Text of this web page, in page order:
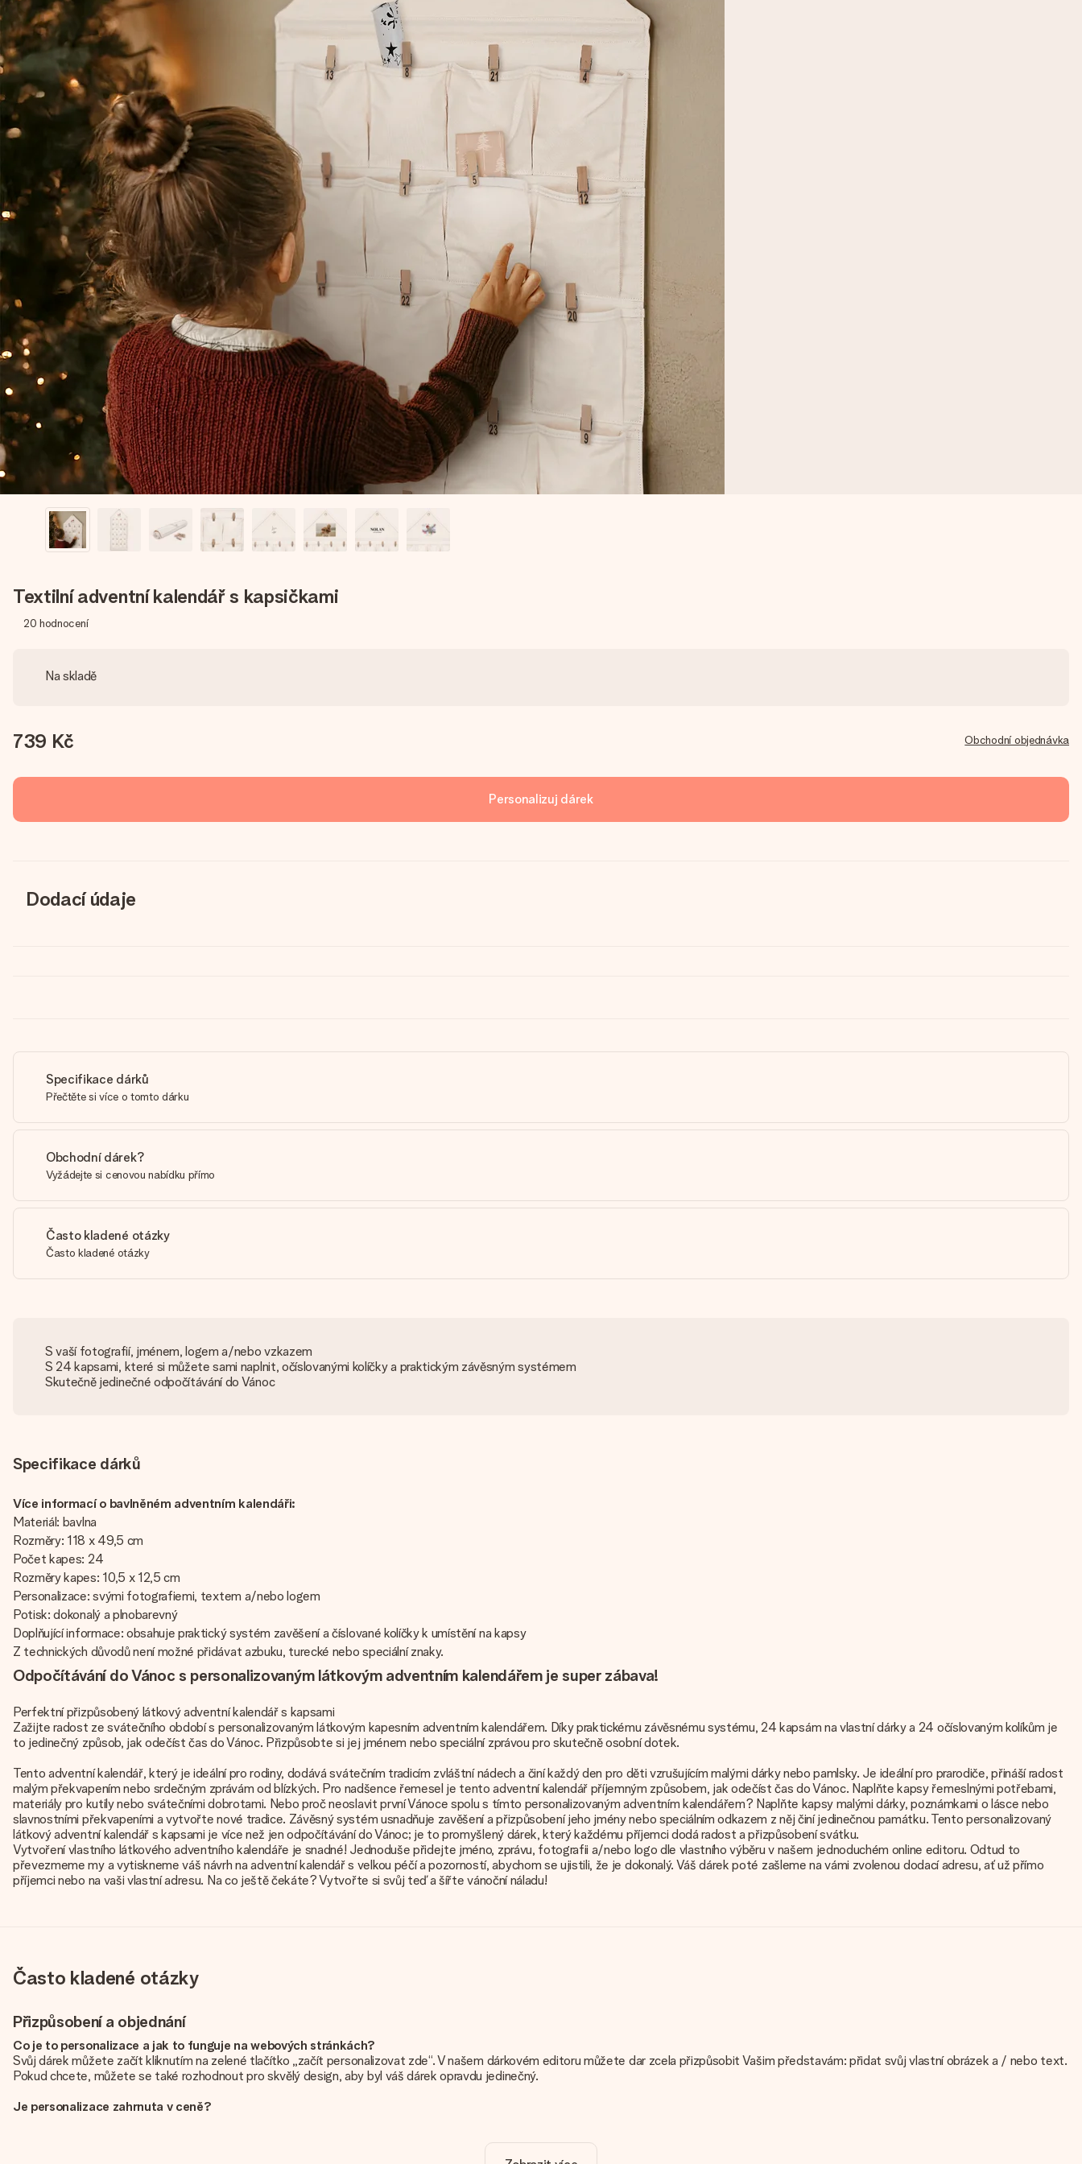
Textilní adventní kalendář s kapsičkami
20 hodnocení
Na skladě
739 Kč Obchodní objednávka
Personalizuj dárek
Dodací údaje
Specifikace dárků
Přečtěte si více o tomto dárku
Obchodní dárek?
Vyžádejte si cenovou nabídku přímo
Často kladené otázky
Často kladené otázky
S vaší fotografií, jménem, logem a/nebo vzkazem
S 24 kapsami, které si můžete sami naplnit, očíslovanými kolíčky a praktickým závěsným systémem
Skutečně jedinečné odpočítávání do Vánoc
Specifikace dárků
Více informací o bavlněném adventním kalendáři:
Materiál: bavlna
Rozměry: 118 x 49,5 cm
Počet kapes: 24
Rozměry kapes: 10,5 x 12,5 cm
Personalizace: svými fotografiemi, textem a/nebo logem
Potisk: dokonalý a plnobarevný
Doplňující informace: obsahuje praktický systém zavěšení a číslované kolíčky k umístění na kapsy
Z technických důvodů není možné přidávat azbuku, turecké nebo speciální znaky.
Odpočítávání do Vánoc s personalizovaným látkovým adventním kalendářem je super zábava!
Perfektní přizpůsobený látkový adventní kalendář s kapsami
Zažijte radost ze svátečního období s personalizovaným látkovým kapesním adventním kalendářem. Díky praktickému závěsnému systému, 24 kapsám na vlastní dárky a 24 očíslovaným kolíkům je
to jedinečný způsob, jak odečíst čas do Vánoc. Přizpůsobte si jej jménem nebo speciální zprávou pro skutečně osobní dotek.
Tento adventní kalendář, který je ideální pro rodiny, dodává svátečním tradicím zvláštní nádech a činí každý den pro děti vzrušujícím malými dárky nebo pamlsky. Je ideální pro prarodiče, přináší radost
malým překvapením nebo srdečným zprávám od blízkých. Pro nadšence řemesel je tento adventní kalendář příjemným způsobem, jak odečíst čas do Vánoc. Naplňte kapsy řemeslnými potřebami,
materiály pro kutily nebo svátečními dobrotami. Nebo proč neoslavit první Vánoce spolu s tímto personalizovaným adventním kalendářem? Naplňte kapsy malými dárky, poznámkami o lásce nebo
slavnostními překvapeními a vytvořte nové tradice. Závěsný systém usnadňuje zavěšení a přizpůsobení jeho jmény nebo speciálním odkazem z něj činí jedinečnou památku. Tento personalizovaný
látkový adventní kalendář s kapsami je více než jen odpočítávání do Vánoc; je to promyšlený dárek, který každému příjemci dodá radost a přizpůsobení svátku.
Vytvoření vlastního látkového adventního kalendáře je snadné! Jednoduše přidejte jméno, zprávu, fotografii a/nebo logo dle vlastního výběru v našem jednoduchém online editoru. Odtud to
převezmeme my a vytiskneme váš návrh na adventní kalendář s velkou péčí a pozorností, abychom se ujistili, že je dokonalý. Váš dárek poté zašleme na vámi zvolenou dodací adresu, ať už přímo
příjemci nebo na vaši vlastní adresu. Na co ještě čekáte? Vytvořte si svůj teď a šířte vánoční náladu!
Často kladené otázky
Přizpůsobení a objednání
Co je to personalizace a jak to funguje na webových stránkách?
Svůj dárek můžete začít kliknutím na zelené tlačítko „začít personalizovat zde“. V našem dárkovém editoru můžete dar zcela přizpůsobit Vašim představám: přidat svůj vlastní obrázek a / nebo text.
Pokud chcete, můžete se také rozhodnout pro skvělý design, aby byl váš dárek opravdu jedinečný.
Je personalizace zahrnuta v ceně?